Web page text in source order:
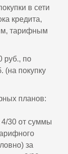
в сети
кредита,
тарифным
руб., по
(на покупку
планов:
30 от суммы
за